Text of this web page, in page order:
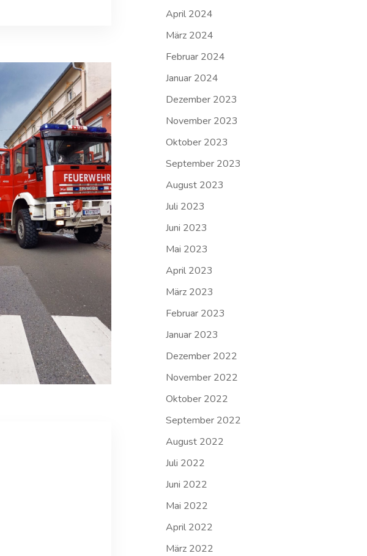
April 2024
März 2024
Februar 2024
Januar 2024
Dezember 2023
November 2023
Oktober 2023
September 2023
August 2023
Juli 2023
Juni 2023
Mai 2023
April 2023
März 2023
Februar 2023
Januar 2023
Dezember 2022
November 2022
Oktober 2022
September 2022
August 2022
Juli 2022
Juni 2022
Mai 2022
April 2022
März 2022